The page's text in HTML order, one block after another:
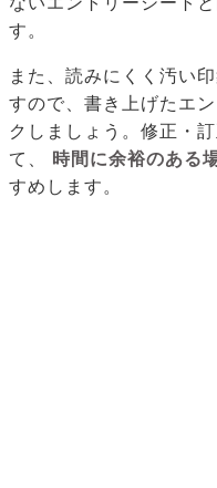
す。
また、読みにくく汚い
すので、書き上げたエ
クしましょう。修正・
て、
時間に余裕のある
すめします。